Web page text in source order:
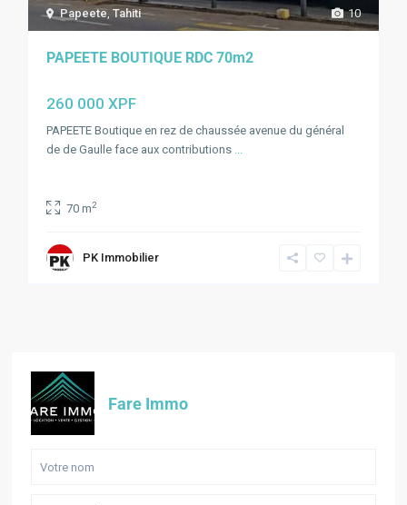
10
Papeete,Tahiti
PAPEETE BOUTIQUE RDC 70m2
260 000 XPF
PAPEETE Boutique en rez de chaussée avenue du général
de de Gaulle face aux contributions ...
70 m2
PK Immobilier
Fare Immo